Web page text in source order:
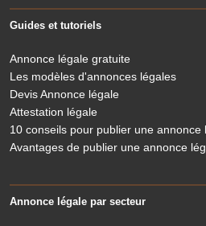
Guides et tutoriels
Annonce légale gratuite
Les modèles d'annonces légales
Devis Annonce légale
Attestation légale
10 conseils pour publier une annonce
Avantages de publier une annonce
Annonce légale par secteur